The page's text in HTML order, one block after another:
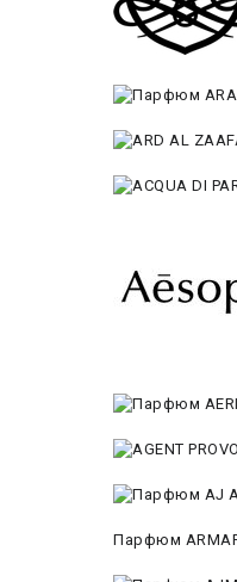
Парфюм